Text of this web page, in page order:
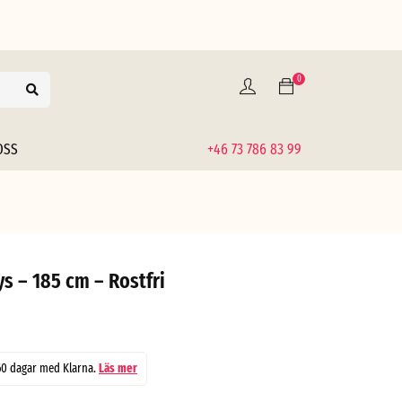
0
+46 73 786 83 99
– 185 cm – Rostfri
dagar med Klarna.Läs mer